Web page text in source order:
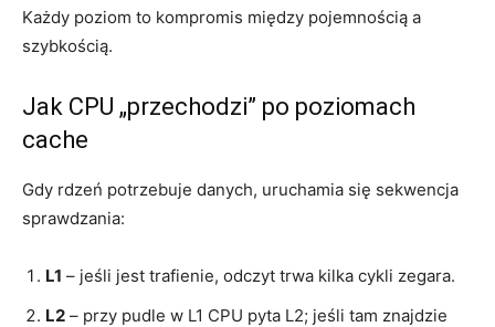
Każdy poziom to kompromis między pojemnością a
szybkością.
Jak CPU „przechodzi” po poziomach
cache
Gdy rdzeń potrzebuje danych, uruchamia się sekwencja
sprawdzania:
L1 – jeśli jest trafienie, odczyt trwa kilka cykli zegara.
L2 – przy pudle w L1 CPU pyta L2; jeśli tam znajdzie